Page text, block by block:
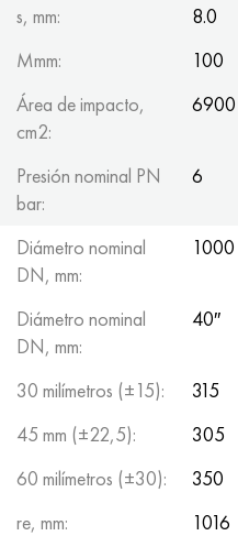
s, mm:
8.0
Mmm:
100
Área de impacto,
cm2:
6900
Presión nominal PN
bar:
6
Diámetro nominal
DN, mm:
1000
Diámetro nominal
DN, mm:
40″
30 milímetros (±15):
315
45 mm (±22,5):
305
60 milímetros (±30):
350
re, mm:
1016